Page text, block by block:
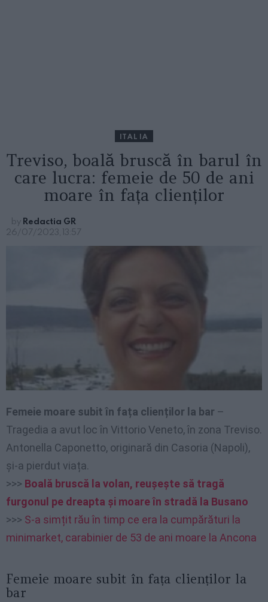
ITALIA
Treviso, boală bruscă în barul în
care lucra: femeie de 50 de ani
moare în fața clienților
by Redactia GR
26/07/2023, 13:57
Femeie moare subit în fața clienților la bar –
Tragedia a avut loc în Vittorio Veneto, în zona Treviso.
Antonella Caponetto, originară din Casoria (Napoli),
și-a pierdut viața.
>>> Boală bruscă la volan, reușește să tragă
furgonul pe dreapta și moare în stradă la Busano
>>> S-a simțit rău în timp ce era la cumpărături la
minimarket, carabinier de 53 de ani moare la Ancona
Femeie moare subit în fața clienților la
bar